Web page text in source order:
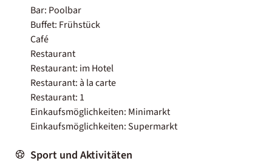
Bar: Poolbar
Buffet: Frühstück
Café
Restaurant
Restaurant: im Hotel
Restaurant: à la carte
Restaurant: 1
Einkaufsmöglichkeiten: Minimarkt
Einkaufsmöglichkeiten: Supermarkt
Sport und Aktivitäten